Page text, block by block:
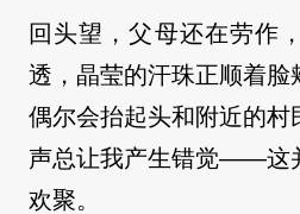
回头望，父母还在劳作
透，晶莹的汗珠正顺着脸
偶尔会抬起头和附近的村
声总让我产生错觉——这
欢聚。